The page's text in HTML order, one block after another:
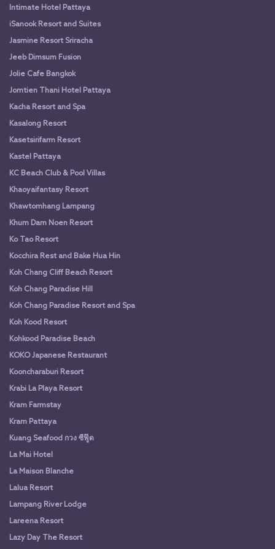
Intimate Hotel Pattaya
iSanook Resort and Suites
Jasmine Resort Sriracha
Jeeb Dimsum Fusion
Jolie Cafe Bangkok
Jomtien Thani Hotel Pattaya
Kacha Resort and Spa
Kasalong Resort
Kasetsirifarm Resort
Kastel Pattaya
KC Beach Club & Pool Villas
Khaoyaifantasy Resort
Khawtomhang Lampang
Khum Dam Noen Resort
Ko Tao Resort
Kocchira Rest and Bake Hua Hin
Koh Chang Cliff Beach Resort
Koh Chang Paradise Hill
Koh Chang Paradise Resort and Spa
Koh Kood Resort
Kohkood Paradise Beach
KOKO Japanese Restaurant
Kooncharaburi Resort
Krabi La Playa Resort
Kram Farmstay
Kram Pattaya
Kuang Seafood กวง ซีฟู๊ด
La Mai Hotel
La Maison Blanche
Lalua Resort
Lampang River Lodge
Lareena Resort
Lazy Day The Resort